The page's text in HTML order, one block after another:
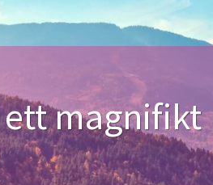
ett magnifikt